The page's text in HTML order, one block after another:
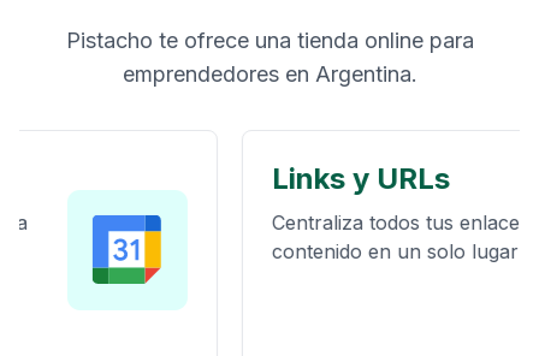
Pistacho te ofrece una tienda online para
emprendedores en Argentina.
Centraliza todos tus enlaces y
contenido en un solo lugar